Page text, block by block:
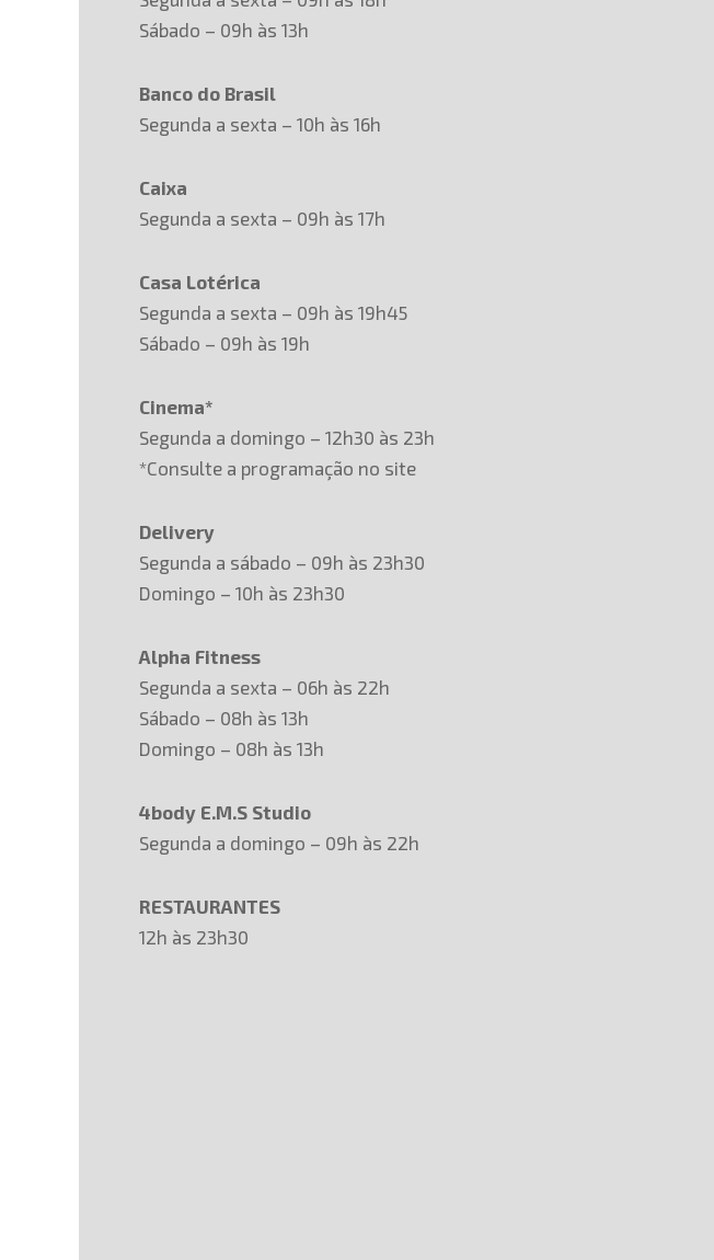
Sábado – 09h às 13h
Banco do Brasil
Segunda a sexta – 10h às 16h
Caixa
Segunda a sexta – 09h às 17h
Casa Lotérica
Segunda a sexta – 09h às 19h45
Sábado – 09h às 19h
Cinema*
Segunda a domingo – 12h30 às 23h
*Consulte a programação no site
Delivery
Segunda a sábado – 09h às 23h30
Domingo – 10h às 23h30
Alpha Fitness
Segunda a sexta – 06h às 22h
Sábado – 08h às 13h
Domingo – 08h às 13h
4body E.M.S Studio
Segunda a domingo – 09h às 22h
RESTAURANTES
12h às 23h30